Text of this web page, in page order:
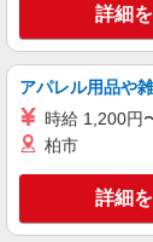
キ
派遣社員
株式会社シエロ
詳細
アパレル用品や
時給 1,200円
柏市
詳細